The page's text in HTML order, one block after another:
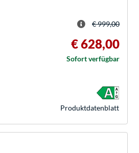
€ 999,00
€ 628,00
Sofort verfügbar
Produkt­datenblatt